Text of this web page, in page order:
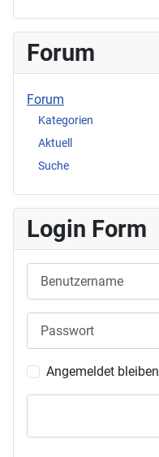
Forum
Forum
Kategorien
Aktuell
Suche
Login Form
Angemeldet bleiben